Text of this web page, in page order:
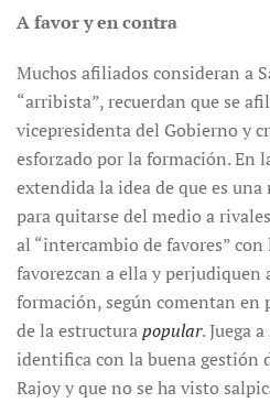
A favor y en contra
Muchos afiliados consideran a
“arribista”, recuerdan que se
vicepresidenta del Gobierno y
esforzado por la formación. En
extendida la idea de que es
para quitarse del medio a
al “intercambio de favores”
favorezcan a ella y perjudiquen
formación, según comentan en
de la estructurapopular. Juega
identifica con la buena gestión
Rajoy y que no se ha visto